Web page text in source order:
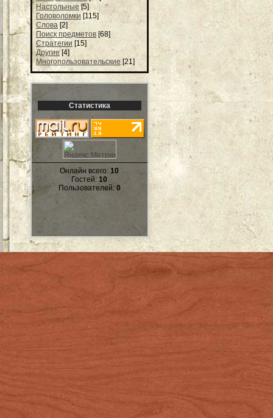
Настольные [5]
Головоломки [115]
Слова [2]
Поиск предметов [68]
Стратегии [15]
Другие [4]
Многопользовательские [21]
Статистика
Онлайн всего:10
Гостей:10
Пользователей: 0